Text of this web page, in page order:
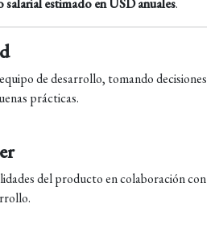
salarial estimado en USD anuales.
de desarrollo, tomando decisiones
prácticas.
del producto en colaboración con